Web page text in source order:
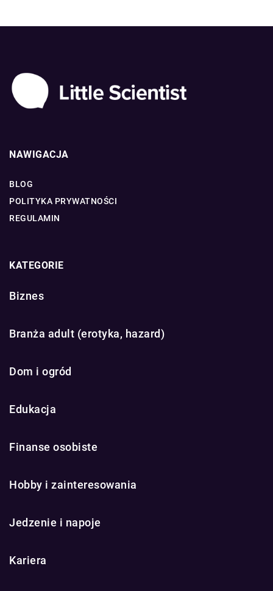
NAWIGACJA
BLOG
POLITYKA PRYWATNOŚCI
REGULAMIN
KATEGORIE
Biznes
Branża adult (erotyka, hazard)
Dom i ogród
Edukacja
Finanse osobiste
Hobby i zainteresowania
Jedzenie i napoje
Kariera